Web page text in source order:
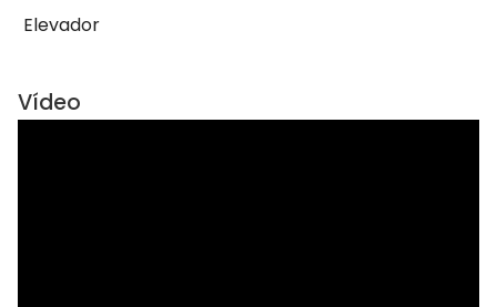
Elevador
Vídeo